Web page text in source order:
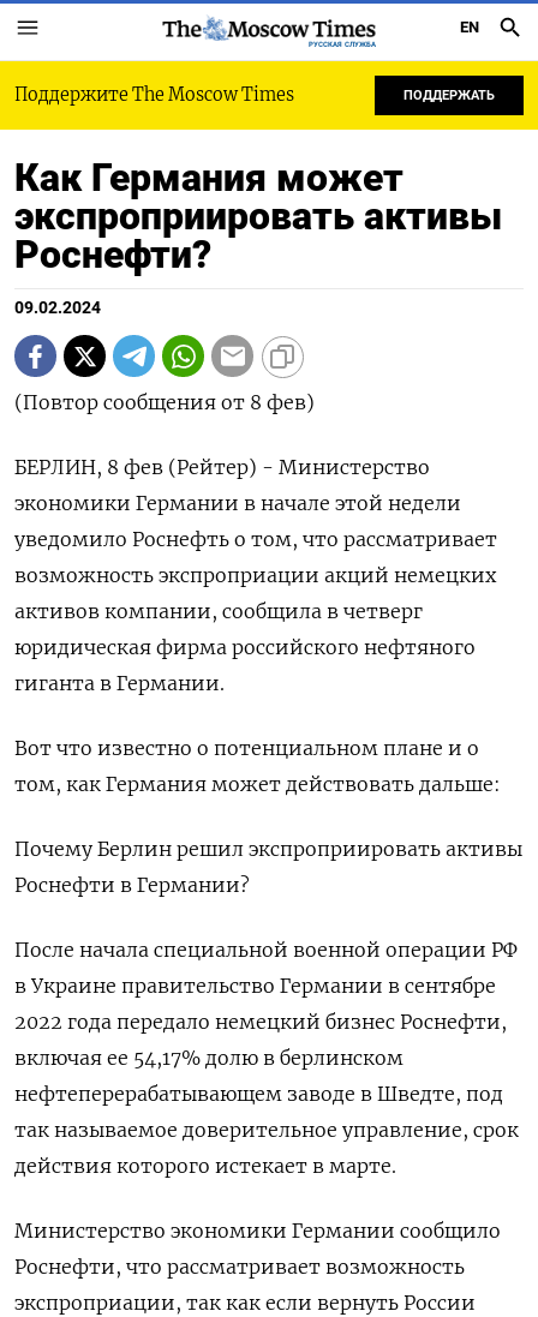
РУССКАЯ СЛУЖБА
EN
Поддержите The Moscow Times ПОДДЕРЖАТЬ
Как Германия может
экспроприировать активы
Роснефти?
09.02.2024
(Повтор сообщения от 8 фев)
БЕРЛИН, 8 фев (Рейтер) - Министерство
экономики Германии в начале этой недели
уведомило Роснефть о том, что рассматривает
возможность экспроприации акций немецких
активов компании, сообщила в четверг
юридическая фирма российского нефтяного
гиганта в Германии.
Вот что известно о потенциальном плане и о
том, как Германия может действовать дальше:
Почему Берлин решил экспроприировать активы
Роснефти в Германии?
После начала специальной военной операции РФ
в Украине правительство Германии в сентябре
2022 года передало немецкий бизнес Роснефти,
включая ее 54,17% долю в берлинском
нефтеперерабатывающем заводе в Шведте, под
так называемое доверительное управление, срок
действия которого истекает в марте.
Министерство экономики Германии сообщило
Роснефти, что рассматривает возможность
экспроприации, так как если вернуть России